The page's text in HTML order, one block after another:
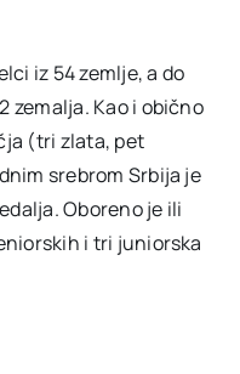
iz 54 zemlje, a do
zemalja. Kao i obično
(tri zlata, pet
srebrom Srbija je
Oboreno je ili
i tri juniorska